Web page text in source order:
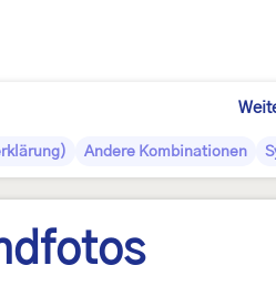
Andere Kombinationen